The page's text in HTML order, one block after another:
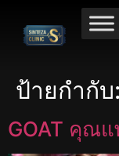
ป้ายกำกับ:
GOAT คุณ